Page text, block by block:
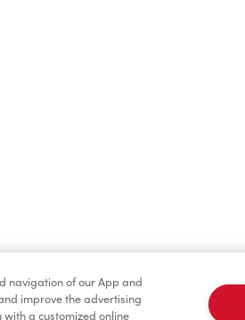
navigation of our App and
improve the advertising
a customized online